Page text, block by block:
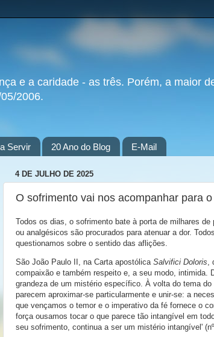
e a caridade - as três. Porém, a maior
2006.
Servir 20 Ano do Blog E-Mail
4 DE JULHO DE 2025
O sofrimento vai nos acompanhar para
Todos os dias, o sofrimento bate à porta de milhares
ou analgésicos são procurados para atenuar a dor.
questionamos sobre o sentido das aflições.
São João Paulo II, na Carta apostólica Salvifici Doloris,
compaixão e também respeito e, a seu modo, intimida.
grandeza de um mistério específico. À volta do tema
parecem aproximar-se particularmente e unir-se: a
que vençamos o temor e o imperativo da fé fornece o
força ousamos tocar o que parece tão intangível em
seu sofrimento, continua a ser um mistério intangível'